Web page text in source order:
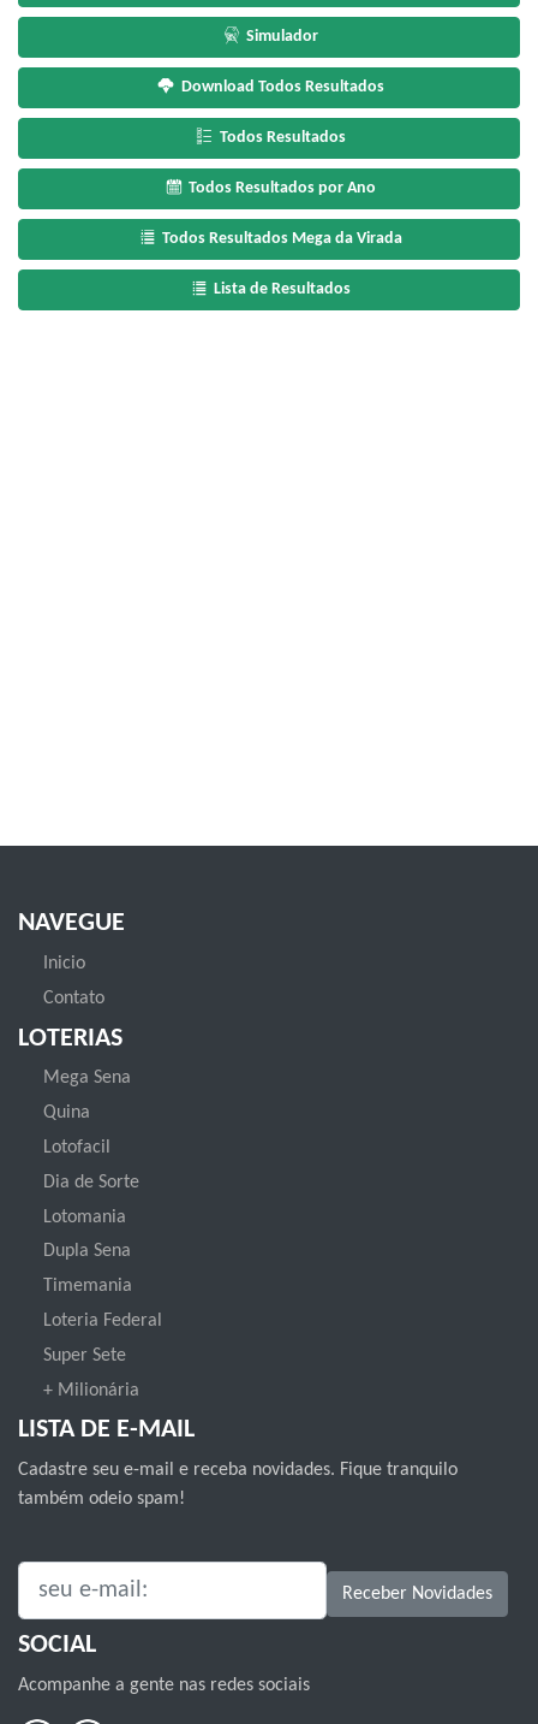
Simulador
Download Todos Resultados
Todos Resultados
Todos Resultados por Ano
Todos Resultados Mega da Virada
Lista de Resultados
NAVEGUE
Inicio
Contato
LOTERIAS
Mega Sena
Quina
Lotofacil
Dia de Sorte
Lotomania
Dupla Sena
Timemania
Loteria Federal
Super Sete
+ Milionária
LISTA DE E-MAIL
Cadastre seu e-mail e receba novidades. Fique tranquilo
também odeio spam!
SEU E-MAIL: Receber Novidades
SOCIAL
Acompanhe a gente nas redes sociais